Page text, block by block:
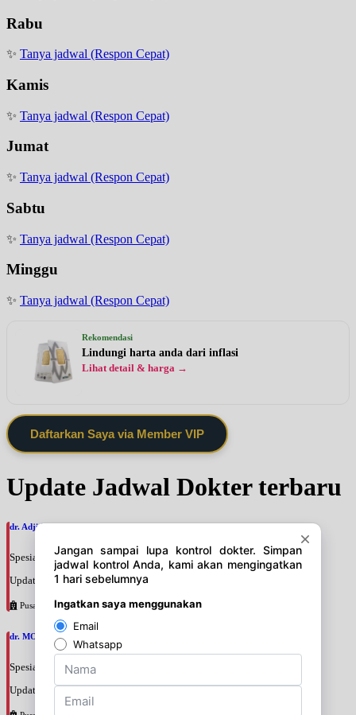
Rabu
✨ Tanya jadwal (Respon Cepat)
Kamis
✨ Tanya jadwal (Respon Cepat)
Jumat
✨ Tanya jadwal (Respon Cepat)
Sabtu
✨ Tanya jadwal (Respon Cepat)
Minggu
✨ Tanya jadwal (Respon Cepat)
Rekomendasi
Lindungi harta anda dari inflasi
Lihat detail & harga →
Daftarkan Saya via Member VIP
Update Jadwal Dokter terbaru
dr. Adji Suprajitno, SpPD
Spesialis: Penyakit Dalam
Update terakhir: 2026-08-07 20:37:59
Pusat Pertamina
dr. MOCHAMAD PASHA, SpPD
Spesialis: Penyakit Dalam
Update terakhir: 2026-08-07 20:35:45